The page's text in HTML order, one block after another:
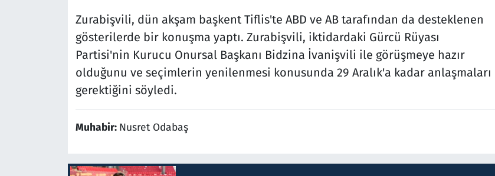
Zurabişvili, dün akşam başkent Tiflis'te ABD ve AB tarafından da desteklenen
gösterilerde bir konuşma yaptı. Zurabişvili, iktidardaki Gürcü Rüyası
Partisi'nin Kurucu Onursal Başkanı Bidzina İvanişvili ile görüşmeye hazır
olduğunu ve seçimlerin yenilenmesi konusunda 29 Aralık'a kadar anlaşmaları
gerektiğini söyledi.
Muhabir: Nusret Odabaş